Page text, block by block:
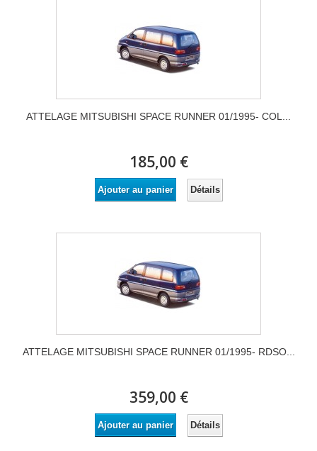
ATTELAGE MITSUBISHI SPACE RUNNER 01/1995- COL...
185,00 €
Ajouter au panier Détails
ATTELAGE MITSUBISHI SPACE RUNNER 01/1995- RDSO...
359,00 €
Ajouter au panier Détails